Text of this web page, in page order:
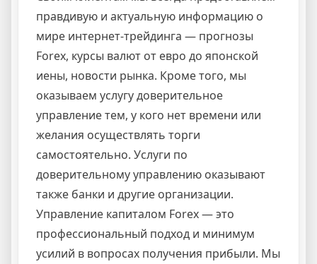
правдивую и актуальную информацию о
мире интернет-трейдинга — прогнозы
Forex, курсы валют от евро до японской
иены, новости рынка. Кроме того, мы
оказываем услугу доверительное
управление тем, у кого нет времени или
желания осуществлять торги
самостоятельно. Услуги по
доверительному управлению оказывают
также банки и другие организации.
Управление капиталом Forex — это
профессиональный подход и минимум
усилий в вопросах получения прибыли. Мы